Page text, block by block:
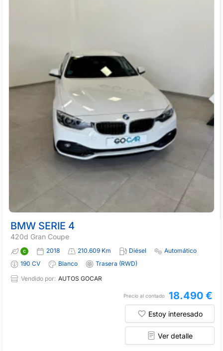
BMW SERIE 4
420d Gran Coupe
2018 210.609 Km Diésel
Automático
190 CV
Blanco
Trasera (RWD)
Vendido por: AUTOS GOCAR
Precio al contado 18.490 €
Estoy interesado
Ver detalle